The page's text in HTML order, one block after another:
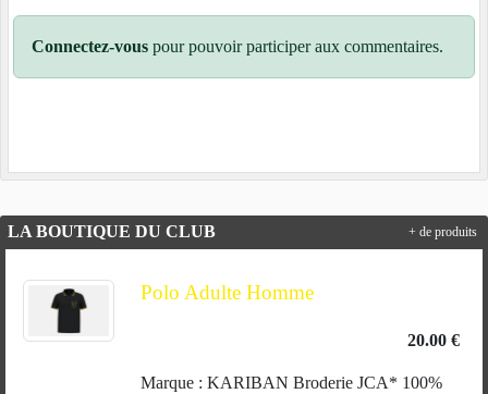
Connectez-vous pour pouvoir participer aux commentaires.
LA BOUTIQUE DU CLUB
Polo Adulte Homme
20.00 €
Marque : KARIBAN Broderie JCA* 100%
+ de produits